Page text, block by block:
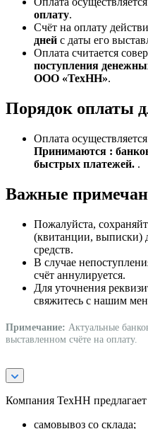
оплату.
Счёт на оплату
дней с даты его
Оплата считается
поступления
ООО «ТехНН».
Порядок оплаты
Оплата осуществляется
Принимаются :
быстрых платежей. .
Важные
Пожалуйста,
(квитанции, выписки)
средств.
В случае
счёт аннулируется.
Для уточнения
свяжитесь с нашим
Примечание: Актуальные
выставленном счёте на оплату.
Компания ТехНН предлагает
самовывоз со склада;